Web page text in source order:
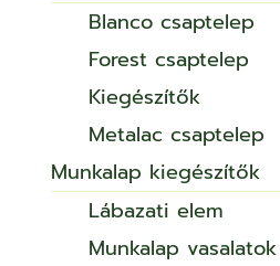
Blanco csaptelep
Forest csaptelep
Kiegészítők
Metalac csaptelep
Munkalap kiegészítők
Lábazati elem
Munkalap vasalatok